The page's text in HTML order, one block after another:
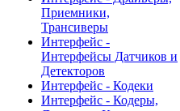
Приемники,
Трансиверы
Интерфейс -
Интерфейсы Датчиков и
Детекторов
Интерфейс - Кодеки
Интерфейс - Кодеры,